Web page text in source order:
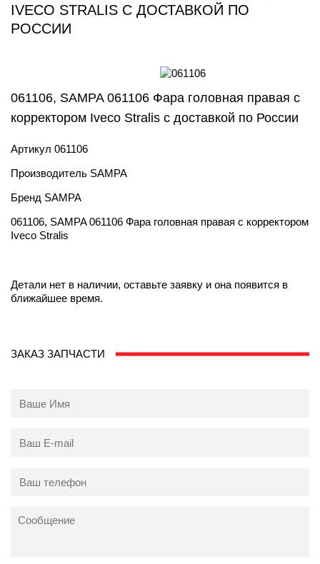
IVECO STRALIS С ДОСТАВКОЙ ПО
РОССИИ
061106, SAMPA 061106 Фара головная правая с
корректором Iveco Stralis с доставкой по России
Артикул 061106
Производитель SAMPA
Бренд SAMPA
061106, SAMPA 061106 Фара головная правая с корректором
Iveco Stralis
Детали нет в наличии, оставьте заявку и она появится в
ближайшее время.
ЗАКАЗ ЗАПЧАСТИ